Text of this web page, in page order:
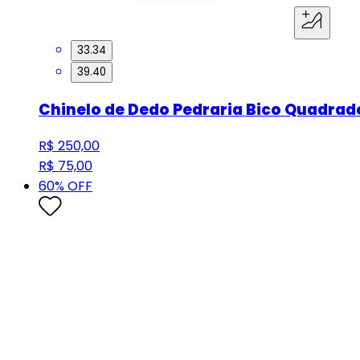
33.34
39.40
Chinelo de Dedo Pedraria Bico
R$ 250,00
R$ 75,00
60% OFF